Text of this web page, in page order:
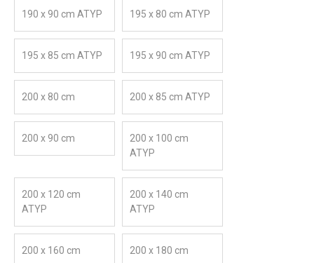
190 x 90 cm ATYP 195 x 80 cm ATYP
195 x 85 cm ATYP 195 x 90 cm ATYP
200 x 80 cm 200 x 85 cm ATYP
200 x 90 cm
200 x 100 cm
ATYP
200 x 120 cm
ATYP
200 x 140 cm
ATYP
200 x 160 cm 200 x 180 cm